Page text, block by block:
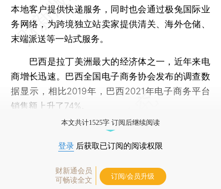
本地客户提供快递服务，同时也会通过极兔国际业
务网络，为跨境独立站卖家提供清关、海外仓储、
末端派送等一站式服务。
巴西是拉丁美洲最大的经济体之一，近年来电
商增长迅速。巴西全国电子商务协会发布的调查数
据显示，相比2019年，巴西2021年电子商务平台
销售额上升了74%。
本文共计1525字 订阅后继续阅读
登录 后获取已订阅的阅读权限
财新通会员
可畅读全文
订阅/会员升级